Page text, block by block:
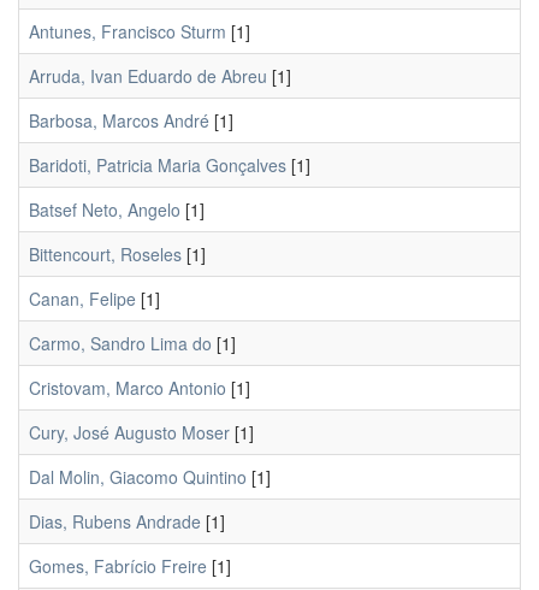
Antunes, Francisco Sturm [1]
Arruda, Ivan Eduardo de Abreu [1]
Barbosa, Marcos André [1]
Baridoti, Patricia Maria Gonçalves [1]
Batsef Neto, Angelo [1]
Bittencourt, Roseles [1]
Canan, Felipe [1]
Carmo, Sandro Lima do [1]
Cristovam, Marco Antonio [1]
Cury, José Augusto Moser [1]
Dal Molin, Giacomo Quintino [1]
Dias, Rubens Andrade [1]
Gomes, Fabrício Freire [1]